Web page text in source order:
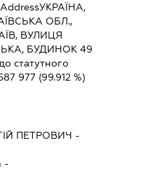
УКРАЇНА,
ОБЛ.,
ВУЛИЦЯ
БУДИНОК 49
статутного
977(99.912 %)
ПЕТРОВИЧ -
-